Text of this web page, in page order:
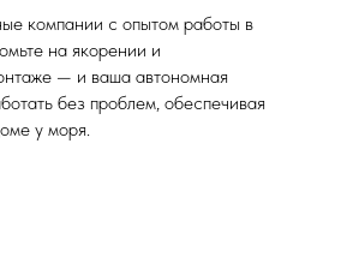
компании с опытом работы в
на якорении и
— и ваша автономная
без проблем, обеспечивая
у моря.